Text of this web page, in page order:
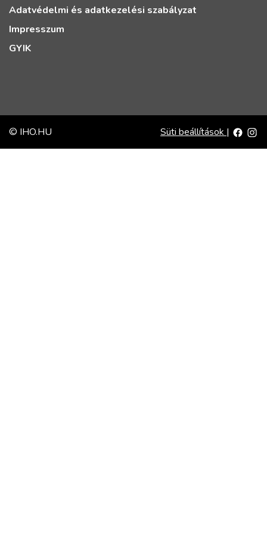
Adatvédelmi és adatkezelési szabályzat
Impresszum
GYIK
© IHO.HU Süti beállítások |